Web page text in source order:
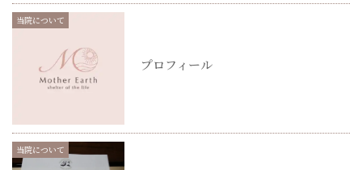
当院について
プロフィール
当院について